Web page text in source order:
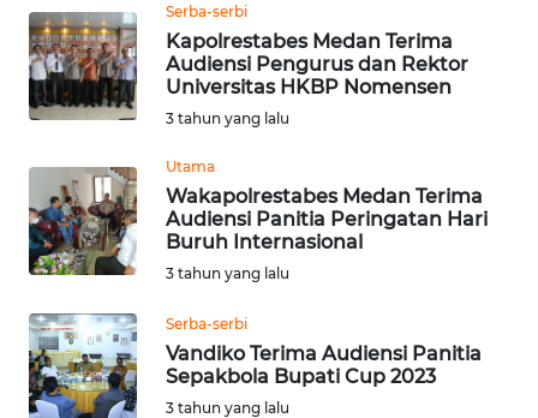
Serba-serbi
Kapolrestabes Medan Terima
Audiensi Pengurus dan Rektor
Universitas HKBP Nomensen
3 tahun yang lalu
Utama
Wakapolrestabes Medan Terima
Audiensi Panitia Peringatan Hari
Buruh Internasional
3 tahun yang lalu
Serba-serbi
Vandiko Terima Audiensi Panitia
Sepakbola Bupati Cup 2023
3 tahun yang lalu
LESUNG
WN
KARO
WN
SIMALUNGUN
WN
LABUHANBATU
WN
TAPANULI
TENGAH